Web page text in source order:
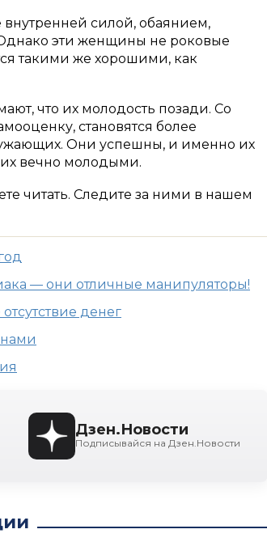
силой, обаянием,
эти женщины не роковые
такими же хорошими, как
что их молодость позади. Со
становятся более
Они успешны, и именно их
вечно молодыми.
читать. Следите за ними в нашем
— они отличные манипуляторы!
денег
Дзен.Новости
Подписывайся на Дзен.Новости